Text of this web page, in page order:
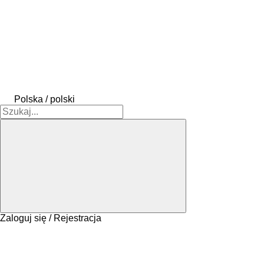
Polska / polski
Zaloguj się / Rejestracja